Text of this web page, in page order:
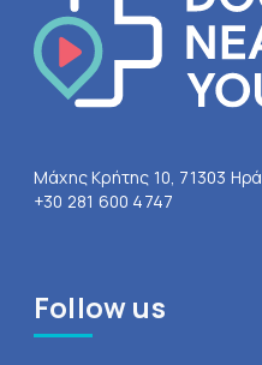
Μάχης Κρήτης 10, 71303
+30 281 600 4747
Follow us